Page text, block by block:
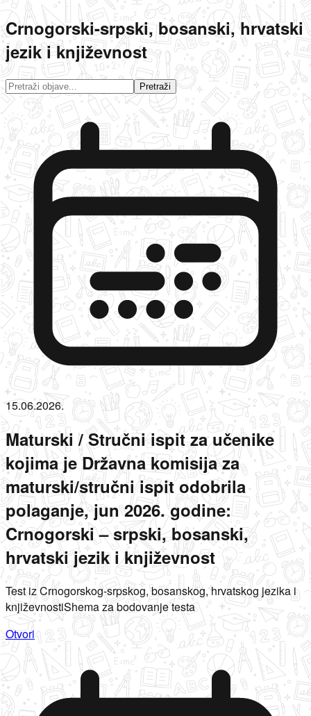
Crnogorski-srpski, bosanski, hrvatski
jezik i književnost
Pretraži
15.06.2026.
Maturski / Stručni ispit za učenike
kojima je Državna komisija za
maturski/stručni ispit odobrila
polaganje, jun 2026. godine:
Crnogorski – srpski, bosanski,
hrvatski jezik i književnost
Test iz Crnogorskog-srpskog, bosanskog, hrvatskog jezika i
književnostiShema za bodovanje testa
Otvori